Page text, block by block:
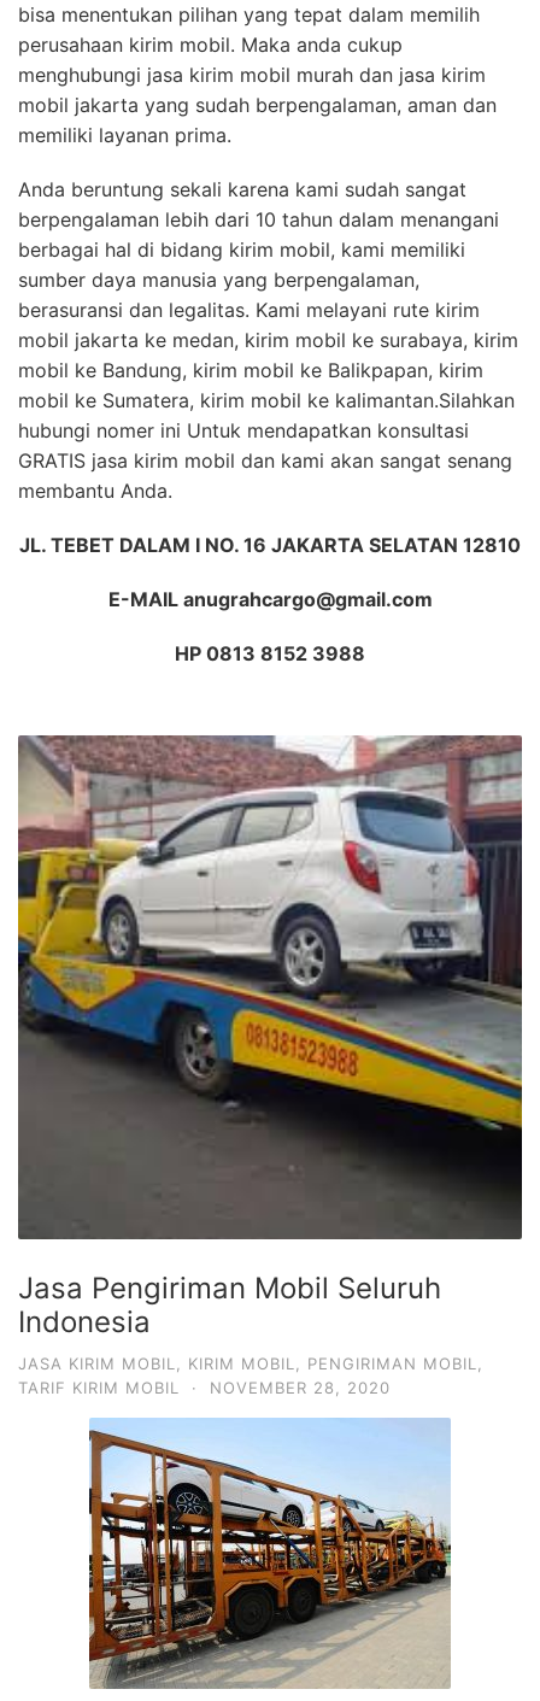
bisa menentukan pilihan yang tepat dalam memilih
perusahaan kirim mobil. Maka anda cukup
menghubungi jasa kirim mobil murah dan jasa kirim
mobil jakarta yang sudah berpengalaman, aman dan
memiliki layanan prima.
Anda beruntung sekali karena kami sudah sangat
berpengalaman lebih dari 10 tahun dalam menangani
berbagai hal di bidang kirim mobil, kami memiliki
sumber daya manusia yang berpengalaman,
berasuransi dan legalitas. Kami melayani rute kirim
mobil jakarta ke medan, kirim mobil ke surabaya, kirim
mobil ke Bandung, kirim mobil ke Balikpapan, kirim
mobil ke Sumatera, kirim mobil ke kalimantan.Silahkan
hubungi nomer ini Untuk mendapatkan konsultasi
GRATIS jasa kirim mobil dan kami akan sangat senang
membantu Anda.
JL. TEBET DALAM I NO. 16 JAKARTA SELATAN 12810
E-MAIL anugrahcargo@gmail.com
HP 0813 8152 3988
Jasa Pengiriman Mobil Seluruh
Indonesia
JASA KIRIM MOBIL KIRIM MOBIL PENGIRIMAN MOBIL
TARIF KIRIM MOBIL
· NOVEMBER 28, 2020